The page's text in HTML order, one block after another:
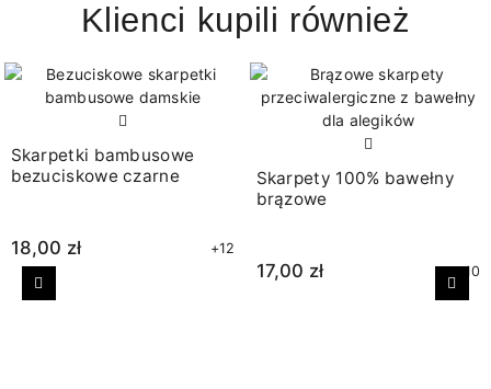
Klienci kupili również
Skarpetki bambusowe
bezuciskowe czarne
18,00 zł +12
Skarpety 100% bawełny
brązowe
17,00 zł +10
Poprzedni